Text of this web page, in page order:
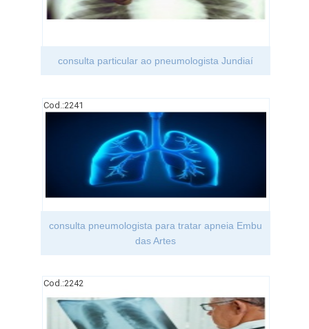
consulta particular ao pneumologista Jundiaí
Cod.:2241
consulta pneumologista para tratar apneia Embu
das Artes
Cod.:2242